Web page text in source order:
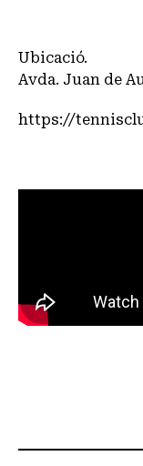
Ubicació.
Avda. Juan de
https://